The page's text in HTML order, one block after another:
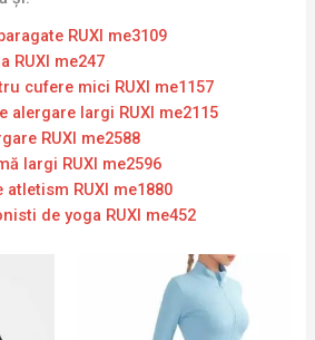
RUXI me3109
RUXI me247
cufere mici RUXI me1157
alergare largi RUXI me2115
RUXI me2588
largi RUXI me2596
RUXI me1880
de yoga RUXI me452